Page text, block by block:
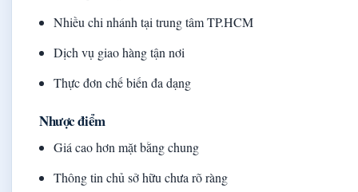
Nhiều chi nhánh tại trung tâm TP.HCM
Dịch vụ giao hàng tận nơi
Thực đơn chế biến đa dạng
Nhược điểm
Giá cao hơn mặt bằng chung
Thông tin chủ sở hữu chưa rõ ràng